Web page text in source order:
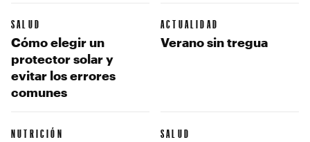
SALUD
Cómo elegir un
protector solar y
evitar los errores
comunes
ACTUALIDAD
Verano sin tregua
NUTRICIÓN SALUD